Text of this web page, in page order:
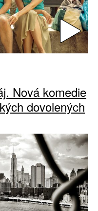
Nová komedie
dovolených